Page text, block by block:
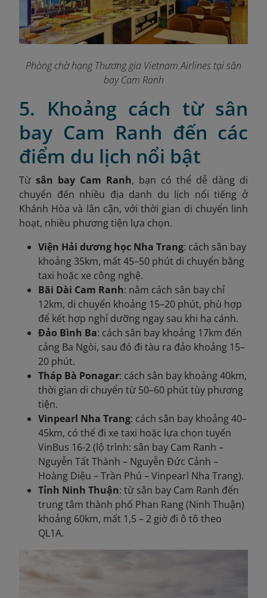
Phòng chờ hạng Thương gia Vietnam Airlines tại sân
bay Cam Ranh
5. Khoảng cách từ sân
bay Cam Ranh đến các
điểm du lịch nổi bật
Từ sân bay Cam Ranh, bạn có thể dễ dàng di
chuyển đến nhiều địa danh du lịch nổi tiếng ở
Khánh Hòa và lân cận, với thời gian di chuyển linh
hoạt, nhiều phương tiện lựa chọn.
Viện Hải dương học Nha Trang: cách sân bay
khoảng 35km, mất 45–50 phút di chuyển bằng
taxi hoặc xe công nghệ.
Bãi Dài Cam Ranh: nằm cách sân bay chỉ
12km, di chuyển khoảng 15–20 phút, phù hợp
để kết hợp nghỉ dưỡng ngay sau khi hạ cánh.
Đảo Bình Ba: cách sân bay khoảng 17km đến
cảng Ba Ngòi, sau đó đi tàu ra đảo khoảng 15–
20 phút.
Tháp Bà Ponagar: cách sân bay khoảng 40km,
thời gian di chuyển từ 50–60 phút tùy phương
tiện.
Vinpearl Nha Trang: cách sân bay khoảng 40–
45km, có thể đi xe taxi hoặc lựa chọn tuyến
VinBus 16-2 (lộ trình: sân bay Cam Ranh –
Nguyễn Tất Thành – Nguyễn Đức Cảnh –
Hoàng Diệu – Trần Phú – Vinpearl Nha Trang).
Tỉnh Ninh Thuận: từ sân bay Cam Ranh đến
trung tâm thành phố Phan Rang (Ninh Thuận)
khoảng 60km, mất 1,5 – 2 giờ đi ô tô theo
QL1A.